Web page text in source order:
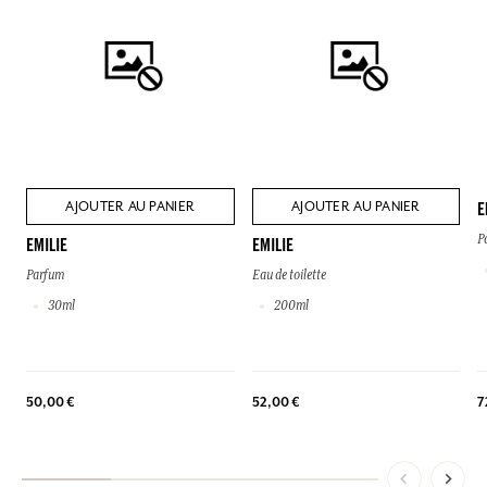
AJOUTER AU PANIER
EMILIE
Parfum
30ml
50,00 €
AJOUTER AU PANIER
EMILIE
Eau de toilette
200ml
52,00 €